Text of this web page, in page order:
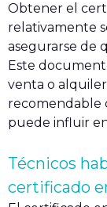
Obtener el
relativamente
asegurarse de
Este
venta o
recomendable
puede influir
Técnicos
certificado